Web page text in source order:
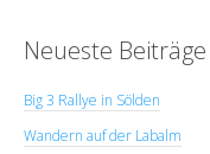
Neueste Beiträge
Big 3 Rallye in Sölden
Wandern auf der Labalm